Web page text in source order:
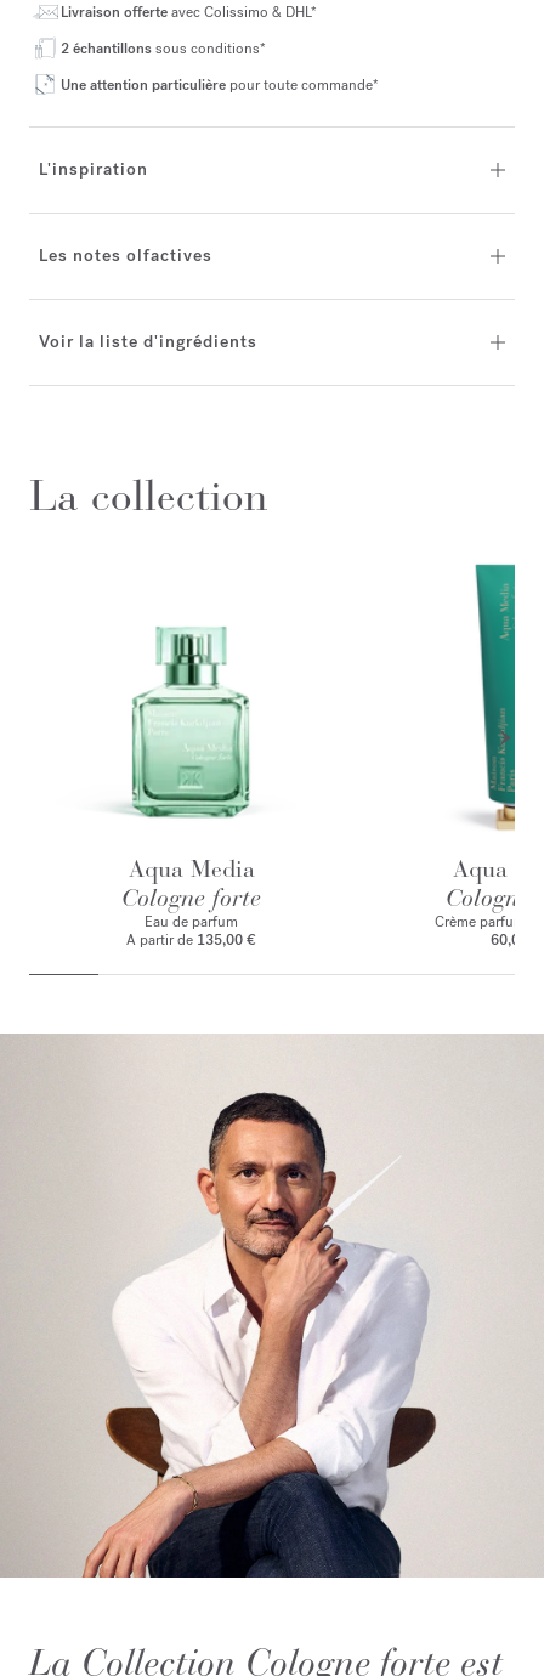
Livraison offerteavec Colissimo & DHL*
2 échantillonssous conditions*
Une attention particulière pour toute commande*
L'inspiration
Les notes olfactives
Voir la liste d'ingrédients
La collection
Aqua Media
Cologne forte
Eau de parfum
A partir de 135,00 €
Aqua
Cologne
Crème
60,00 €
La Collection Cologne forte est